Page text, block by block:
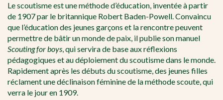
Le scoutisme est une méthode d’éducation, inventée à partir
de 1907 par le britannique Robert Baden-Powell. Convaincu
que l’éducation des jeunes garçons et la rencontre peuvent
permettre de bâtir un monde de paix, il publie son manuel
Scouting for boys, qui servira de base aux réflexions
pédagogiques et au déploiement du scoutisme dans le monde.
Rapidement après les débuts du scoutisme, des jeunes filles
réclament une déclinaison féminine de la méthode scoute, qui
verra le jour en 1909.